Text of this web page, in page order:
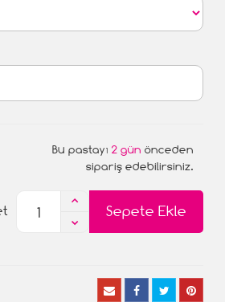
Bu pastayı 2 gün önceden
sipariş edebilirsiniz.
Sepete Ekle